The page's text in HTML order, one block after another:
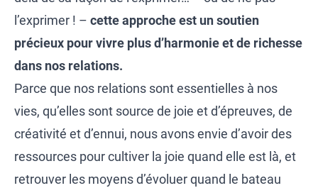
l’exprimer ! – cette approche est un soutien
précieux pour vivre plus d’harmonie et de richesse
dans nos relations.
Parce que nos relations sont essentielles à nos
vies, qu’elles sont source de joie et d’épreuves, de
créativité et d’ennui, nous avons envie d’avoir des
ressources pour cultiver la joie quand elle est là, et
retrouver les moyens d’évoluer quand le bateau